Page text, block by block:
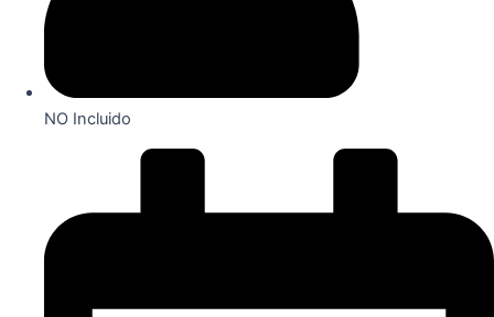
NO Incluido